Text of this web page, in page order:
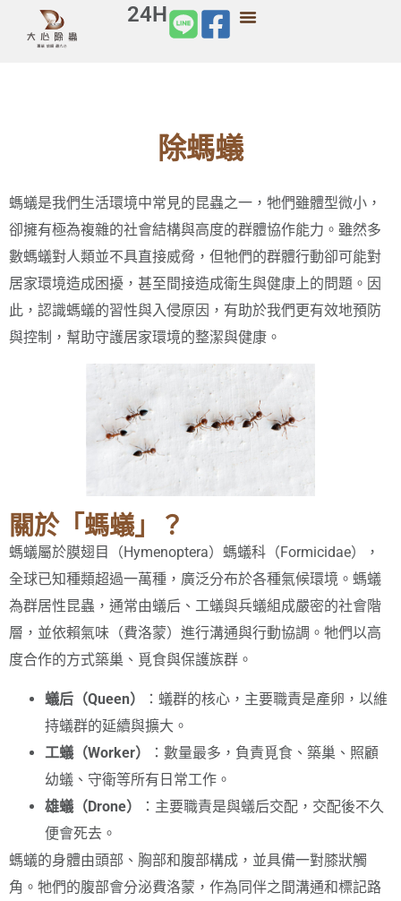
24H
除螞蟻
螞蟻是我們生活環境中常見的昆蟲之一，牠們雖體型微小，
卻擁有極為複雜的社會結構與高度的群體協作能力。雖然多
數螞蟻對人類並不具直接威脅，但牠們的群體行動卻可能對
居家環境造成困擾，甚至間接造成衛生與健康上的問題。因
此，認識螞蟻的習性與入侵原因，有助於我們更有效地預防
與控制，幫助守護居家環境的整潔與健康。
關於「螞蟻」？
螞蟻屬於膜翅目（Hymenoptera）螞蟻科（Formicidae），
全球已知種類超過一萬種，廣泛分布於各種氣候環境。螞蟻
為群居性昆蟲，通常由蟻后、工蟻與兵蟻組成嚴密的社會階
層，並依賴氣味（費洛蒙）進行溝通與行動協調。牠們以高
度合作的方式築巢、覓食與保護族群。
蟻后（Queen）
：蟻群的核心，主要職責是產卵，以維
持蟻群的延續與擴大。
工蟻（Worker）
：數量最多，負責覓食、築巢、照顧
幼蟻、守衛等所有日常工作。
雄蟻（Drone）
：主要職責是與蟻后交配，交配後不久
便會死去。
螞蟻的身體由頭部、胸部和腹部構成，並具備一對膝狀觸
角。牠們的腹部會分泌費洛蒙，作為同伴之間溝通和標記路